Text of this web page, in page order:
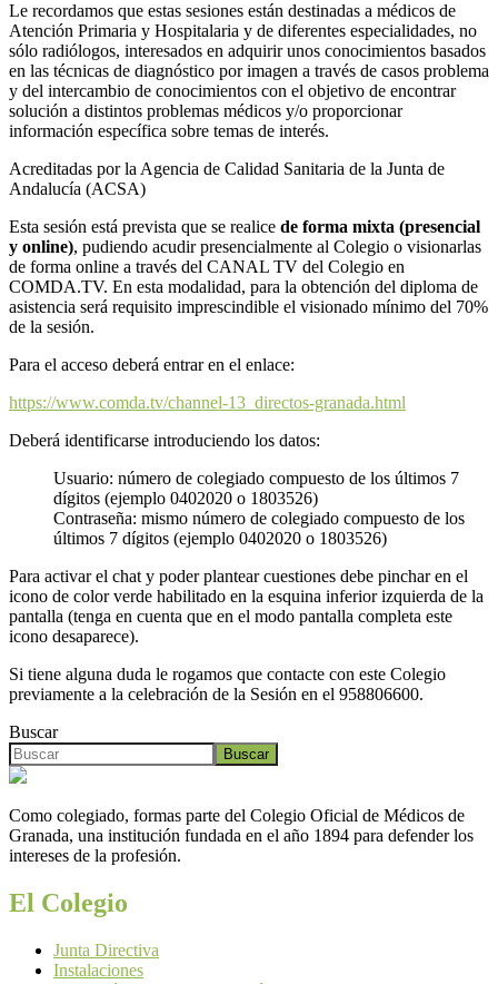
Le recordamos que estas sesiones están destinadas a médicos de
Atención Primaria y Hospitalaria y de diferentes especialidades, no
sólo radiólogos, interesados en adquirir unos conocimientos basados
en las técnicas de diagnóstico por imagen a través de casos problema
y del intercambio de conocimientos con el objetivo de encontrar
solución a distintos problemas médicos y/o proporcionar
información específica sobre temas de interés.
Acreditadas por la Agencia de Calidad Sanitaria de la Junta de
Andalucía (ACSA)
Esta sesión está prevista que se realice de forma mixta (presencial
y online), pudiendo acudir presencialmente al Colegio o visionarlas
de forma online a través del CANAL TV del Colegio en
COMDA.TV. En esta modalidad, para la obtención del diploma de
asistencia será requisito imprescindible el visionado mínimo del 70%
de la sesión.
Para el acceso deberá entrar en el enlace:
https://www.comda.tv/channel-13_directos-granada.html
Deberá identificarse introduciendo los datos:
Usuario: número de colegiado compuesto de los últimos 7
dígitos (ejemplo 0402020 o 1803526)
Contraseña: mismo número de colegiado compuesto de los
últimos 7 dígitos (ejemplo 0402020 o 1803526)
Para activar el chat y poder plantear cuestiones debe pinchar en el
icono de color verde habilitado en la esquina inferior izquierda de la
pantalla (tenga en cuenta que en el modo pantalla completa este
icono desaparece).
Si tiene alguna duda le rogamos que contacte con este Colegio
previamente a la celebración de la Sesión en el 958806600.
Buscar
Buscar
Como colegiado, formas parte del Colegio Oficial de Médicos de
Granada, una institución fundada en el año 1894 para defender los
intereses de la profesión.
El Colegio
Junta Directiva
Instalaciones